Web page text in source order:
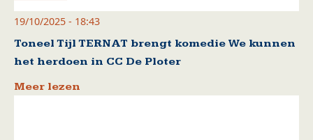
19/10/2025 - 18:43
Toneel Tijl TERNAT brengt komedie We kunnen
het herdoen in CC De Ploter
Meer lezen